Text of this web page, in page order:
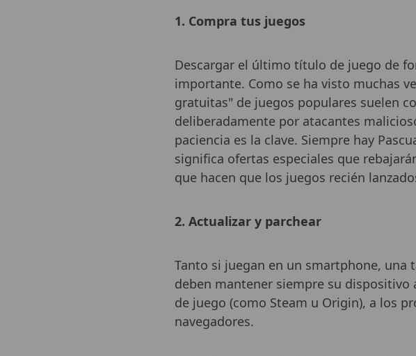
1. Compra tus juegos
Descargar el último título de juego de
importante. Como se ha visto muchas
gratuitas" de juegos populares suelen
deliberadamente por atacantes
paciencia es la clave. Siempre hay
significa ofertas especiales que
que hacen que los juegos recién
2. Actualizar y parchear
Tanto si juegan en un smartphone,
deben mantener siempre su
de juego (como Steam u Origin), a los
navegadores.